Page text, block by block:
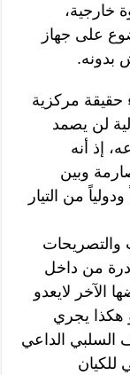
خارجية،
على جهاز
بدونه.
حقيقة مركزية
لن يصمد
إذ أنه
وبين
من التيار
والتصريحات
من داخل
الآخر لايعدو
هكذا يجري
السلبي الداعي
للكيان